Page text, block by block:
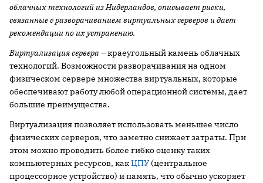
облачных технологий из Нидерландов, описывает риски,
связанные с разворачиванием виртуальных серверов и дает
рекомендации по их устранению.
Виртуализация сервера– краеугольный камень облачных
технологий. Возможности разворачивания на одном
физическом сервере множества виртуальных, которые
обеспечивают работу любой операционной системы, дает
большие преимущества.
Виртуализация позволяет использовать меньшее число
физических серверов, что заметно снижает затраты. При
этом можно проводить более гибко оценку таких
компьютерных ресурсов, какЦПУ (центральное
процессорное устройство) и память, что обычно ускоряет